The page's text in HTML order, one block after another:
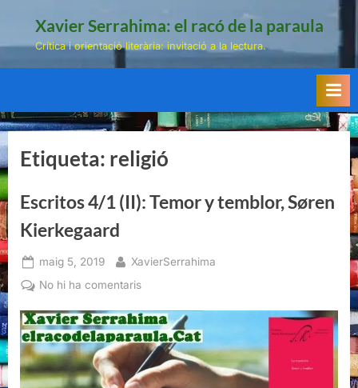
Xavier Serrahima: el racó de la paraula
Crítica i orientació literària: invitació a la lectura.
Etiqueta: religió
Escritos 4/1 (II): Temor y temblor, Søren
Kierkegaard
Posted
on
maig 5, 2019 By
XavierSerrahima
No hi ha comentarisa
4/1
(II):
Temor
y